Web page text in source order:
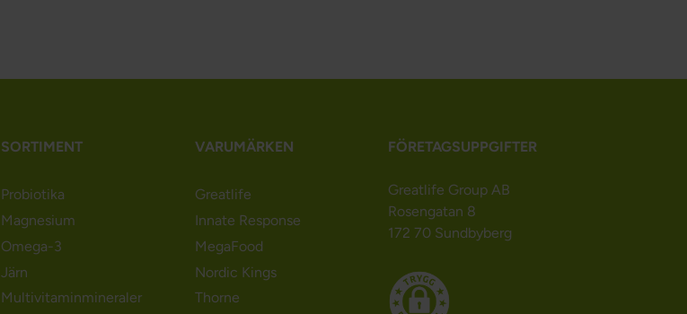
SORTIMENT
Probiotika
Magnesium
Omega-3
Järn
Multivitaminmineraler
VARUMÄRKEN
Greatlife
Innate Response
MegaFood
Nordic Kings
Thorne
FÖRETAGSUPPGIFTER
Greatlife Group AB
Rosengatan 8
172 70 Sundbyberg